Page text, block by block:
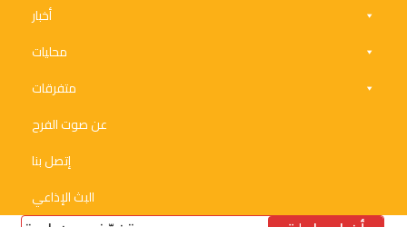
أخبار
محليات
متفرقات
عن صوت الفرح
إتصل بنا
البث الإذاعي